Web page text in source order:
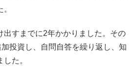
出すまでに2年かかりました。その
投資し、自問自答を繰り返し、知
た。